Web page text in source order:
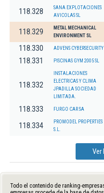
118.328
SANA EXPLOTACIONES
AVICOLAS SL
118.329
METAL MECHANICAL
ENVIRONMENT SL
118.330 ADVENS CYBERSECURITY
118.331 PISCINAS GYM 2005 SL
118.332
INSTALACIONES
ELECTRICAS Y CLIMA
JPADILLA SOCIEDAD
LIMITADA.
118.333 FURGO CAR SA
118.334
PROMODEL PROPERTIES
S.L.
Ver
Todo el contenido de ranking-